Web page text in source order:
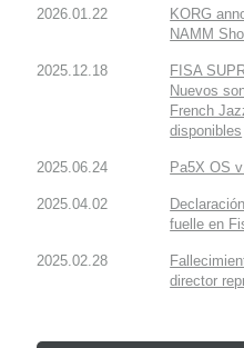
2026.01.22
KORG
NAMM
2025.12.18
FISA
Nuevos
French
disponibles
2025.06.24 Pa5X OS
2025.04.02
fuelle en
2025.02.28
director